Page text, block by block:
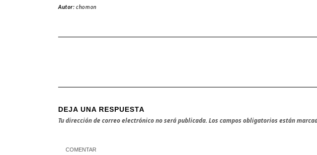
Autor:chomon
DEJA UNA RESPUESTA
Tu dirección de correo electrónico no será publicada. Los campos obligatorios están
COMENTAR